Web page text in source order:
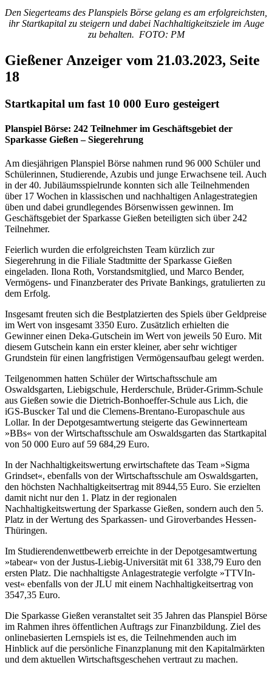
Den Siegerteams des Planspiels Börse gelang es am erfolgreichsten,
ihr Startkapital zu steigern und dabei Nachhaltigkeitsziele im Auge
zu behalten. FOTO: PM
Gießener Anzeiger vom 21.03.2023, Seite
18
Startkapital um fast 10 000 Euro gesteigert
Planspiel Börse: 242 Teilnehmer im Geschäftsgebiet der
Sparkasse Gießen – Siegerehrung
Am diesjährigen Planspiel Börse nahmen rund 96 000 Schüler und
Schülerinnen, Studierende, Azubis und junge Erwachsene teil. Auch
in der 40. Jubiläumsspielrunde konnten sich alle Teilnehmenden
über 17 Wochen in klassischen und nachhaltigen Anlagestrategien
üben und dabei grundlegendes Börsenwissen gewinnen. Im
Geschäftsgebiet der Sparkasse Gießen beteiligten sich über 242
Teilnehmer.
Feierlich wurden die erfolgreichsten Team kürzlich zur
Siegerehrung in die Filiale Stadtmitte der Sparkasse Gießen
eingeladen. Ilona Roth, Vorstandsmitglied, und Marco Bender,
Vermögens- und Finanzberater des Private Bankings, gratulierten zu
dem Erfolg.
Insgesamt freuten sich die Bestplatzierten des Spiels über Geldpreise
im Wert von insgesamt 3350 Euro. Zusätzlich erhielten die
Gewinner einen Deka-Gutschein im Wert von jeweils 50 Euro. Mit
diesem Gutschein kann ein erster kleiner, aber sehr wichtiger
Grundstein für einen langfristigen Vermögensaufbau gelegt werden.
Teilgenommen hatten Schüler der Wirtschaftsschule am
Oswaldsgarten, Liebigschule, Herderschule, Brüder-Grimm-Schule
aus Gießen sowie die Dietrich-Bonhoeffer-Schule aus Lich, die
iGS-Buscker Tal und die Clemens-Brentano-Europaschule aus
Lollar. In der Depotgesamtwertung steigerte das Gewinnerteam
»BBs« von der Wirtschaftsschule am Oswaldsgarten das Startkapital
von 50 000 Euro auf 59 684,29 Euro.
In der Nachhaltigkeitswertung erwirtschaftete das Team »Sigma
Grindset«, ebenfalls von der Wirtschaftsschule am Oswaldsgarten,
den höchsten Nachhaltigkeitsertrag mit 8944,55 Euro. Sie erzielten
damit nicht nur den 1. Platz in der regionalen
Nachhaltigkeitswertung der Sparkasse Gießen, sondern auch den 5.
Platz in der Wertung des Sparkassen- und Giroverbandes Hessen-
Thüringen.
Im Studierendenwettbewerb erreichte in der Depotgesamtwertung
»tabear« von der Justus-Liebig-Universität mit 61 338,79 Euro den
ersten Platz. Die nachhaltigste Anlagestrategie verfolgte »TTVIn-
vest« ebenfalls von der JLU mit einem Nachhaltigkeitsertrag von
3547,35 Euro.
Die Sparkasse Gießen veranstaltet seit 35 Jahren das Planspiel Börse
im Rahmen ihres öffentlichen Auftrags zur Finanzbildung. Ziel des
onlinebasierten Lernspiels ist es, die Teilnehmenden auch im
Hinblick auf die persönliche Finanzplanung mit den Kapitalmärkten
und dem aktuellen Wirtschaftsgeschehen vertraut zu machen.